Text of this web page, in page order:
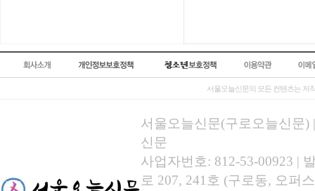
서울오늘신문의 모든 컨텐츠는 저
서울오늘신문(구로오늘신문)
신문
사업자번호: 812-53-00923 |
로 207, 241호 (구로동, 오퍼